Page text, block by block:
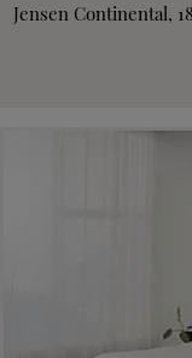
Jensen Continental,